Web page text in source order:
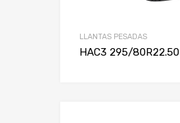
LLANTAS PESADAS
HAC3 295/80R22.50